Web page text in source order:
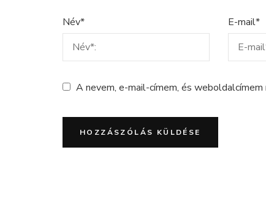
Név* E-mail*
A nevem, e-mail-címem, és